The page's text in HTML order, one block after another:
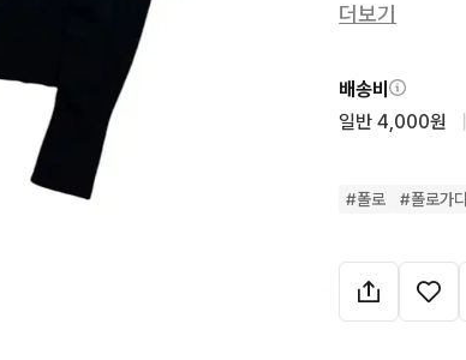
•Condition:9/
•Size:M (가
더보기
배송비
일반 4,000원
#폴로 #폴로가